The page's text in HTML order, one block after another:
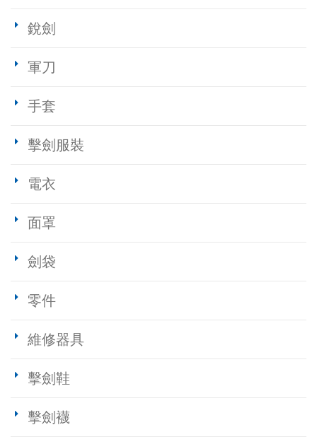
銳劍
軍刀
手套
擊劍服裝
電衣
面罩
劍袋
零件
維修器具
擊劍鞋
擊劍襪